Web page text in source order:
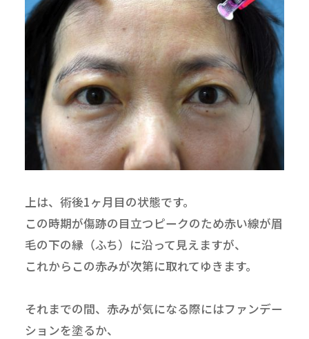
上は、術後1ヶ月目の状態です。
この時期が傷跡の目立つピークのため赤い線が眉
毛の下の縁（ふち）に沿って見えますが、
これからこの赤みが次第に取れてゆきます。
それまでの間、赤みが気になる際にはファンデー
ションを塗るか、